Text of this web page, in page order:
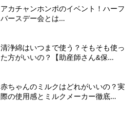
アカチャンホンポのイベント！ハーフ
バースデー会とは...
清浄綿はいつまで使う？そもそも使っ
た方がいいの？【助産師さん&保...
赤ちゃんのミルクはどれがいいの？実
際の使用感とミルクメーカー徹底...